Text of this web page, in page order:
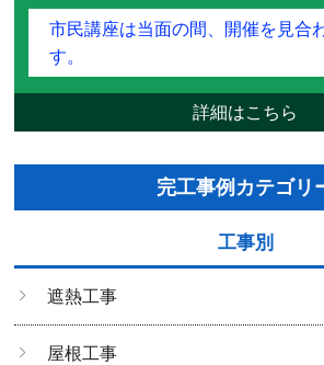
市民講座は当面の間、開催を見合
す。
詳細はこちら
完工事例カテゴリ
工事別
遮熱工事
屋根工事